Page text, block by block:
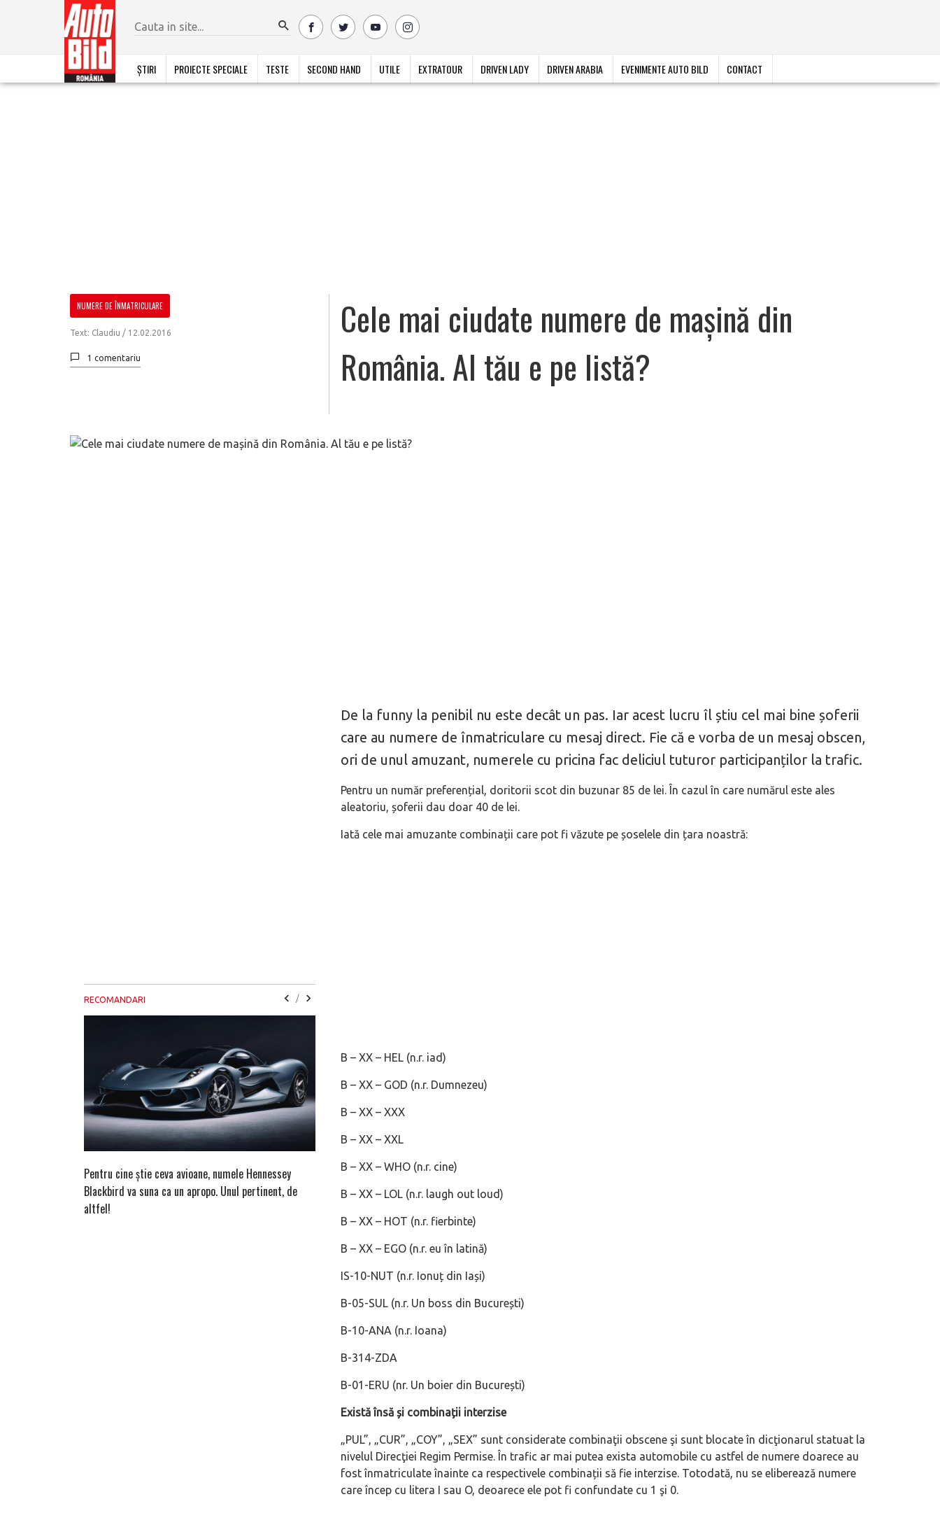
ȘTIRI PROIECTE SPECIALE TESTE SECOND HAND UTILE EXTRATOUR DRIVEN LADY DRIVEN ARABIA EVENIMENTE AUTO BILD CONTACT
NUMERE DE ÎNMATRICULARE
Text: Claudiu / 12.02.2016
1 comentariu
Cele mai ciudate numere de mașină din
România. Al tău e pe listă?
De la funny la penibil nu este decât un pas. Iar acest lucru îl știu cel mai bine șoferii
care au numere de înmatriculare cu mesaj direct. Fie că e vorba de un mesaj obscen,
ori de unul amuzant, numerele cu pricina fac deliciul tuturor participanților la trafic.
Pentru un număr preferențial, doritorii scot din buzunar 85 de lei. În cazul în care numărul este ales
aleatoriu, șoferii dau doar 40 de lei.
Iată cele mai amuzante combinații care pot fi văzute pe șoselele din țara noastră:
B – XX – HEL (n.r. iad)
B – XX – GOD (n.r. Dumnezeu)
B – XX – XXX
B – XX – XXL
B – XX – WHO (n.r. cine)
B – XX – LOL (n.r. laugh out loud)
B – XX – HOT (n.r. fierbinte)
B – XX – EGO (n.r. eu în latină)
IS-10-NUT (n.r. Ionuț din Iași)
B-05-SUL (n.r. Un boss din București)
B-10-ANA (n.r. Ioana)
B-314-ZDA
B-01-ERU (nr. Un boier din București)
Există însă și combinații interzise
„PUL”, „CUR”, „COY”, „SEX” sunt considerate combinaţii obscene şi sunt blocate în dicţionarul statuat la
nivelul Direcţiei Regim Permise. În trafic ar mai putea exista automobile cu astfel de numere doarece au
fost înmatriculate înainte ca respectivele combinații să fie interzise. Totodată, nu se eliberează numere
care încep cu litera I sau O, deoarece ele pot fi confundate cu 1 şi 0.
RECOMANDARI /
Pentru cine știe ceva avioane, numele Hennessey
Blackbird va suna ca un apropo. Unul pertinent, de
altfel!
Prima sportivă cu motor central a mărcii, omagiată
de noua ediție limitată Lamborghini Revuelto Miura